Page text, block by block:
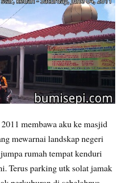
membawa aku ke masjid
mewarnai landskap negeri
rumah tempat kenduri
Terus parking utk solat jamak